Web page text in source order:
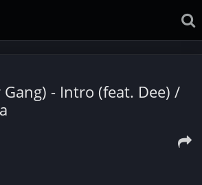
Gang) - Intro (feat. Dee) /